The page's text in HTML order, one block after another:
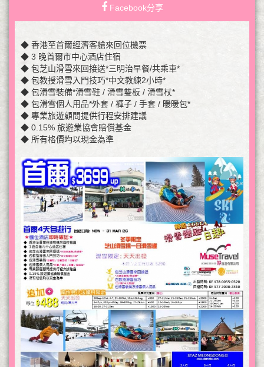
Facebook分享
◆ 香港至首爾經濟客艙來回位機票
◆ 3 晚首爾市中心酒店住宿
◆ 包芝山滑雪來回接送*三明治早餐/共乘車*
◆ 包教授滑雪入門技巧*中文教練2小時*
◆ 包滑雪裝備*滑雪鞋 / 滑雪雙板 / 滑雪杖*
◆ 包滑雪個人用品*外套 / 褲子 / 手套 / 暖暖包*
◆ 專業旅遊顧問提供行程安排建議
◆ 0.15% 旅遊業協會賠償基金
◆ 所有格價均以現金為準